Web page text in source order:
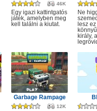
46K
Egy igazi kattintgatós
játék, amelyben meg
kell találni a kiutat.
Ne
lesz
király,
Garbage Rampage
12K